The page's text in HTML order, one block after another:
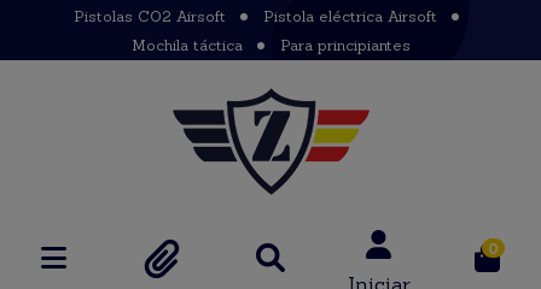
Pistolas CO2 Airsoft
Pistola eléctrica Airsoft
Mochila táctica
Para principiantes
Iniciar
0